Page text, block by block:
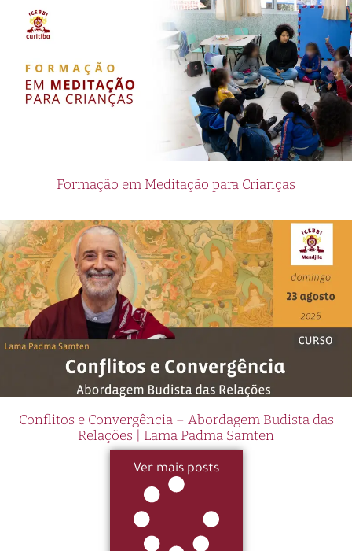
Formação em Meditação para Crianças
Conflitos e Convergência – Abordagem Budista das
Relações | Lama Padma Samten
Ver mais posts